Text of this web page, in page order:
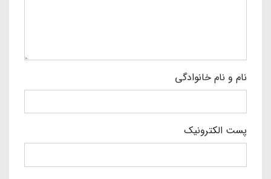
نام و نام خانوادگی
پست الکترونیک